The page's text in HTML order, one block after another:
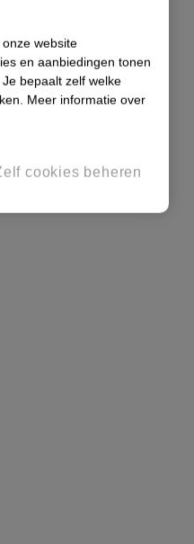
website
en aanbiedingen tonen
Je bepaalt zelf welke
Meer informatie over
cookies beheren